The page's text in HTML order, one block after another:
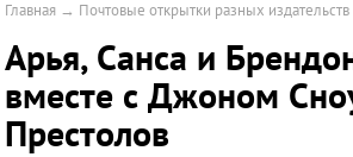
Главная → Почтовые открытки разных издательств
Арья, Санса и
вместе с Джоном
Престолов